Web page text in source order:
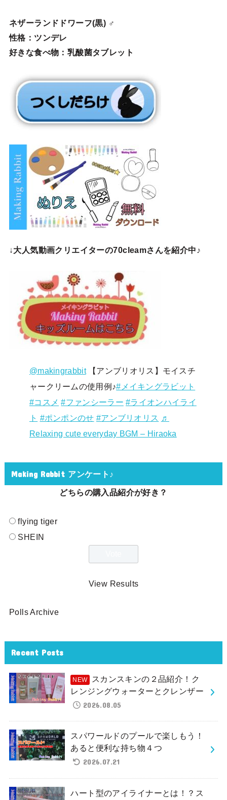
ネザーランドドワーフ(黒) ♂
性格：ツンデレ
好きな食べ物：乳酸菌タブレット
↓大人気動画クリエイターの70cleamさんを紹介中♪
@makingrabbit【アンブリオリス】モイスチ
ャークリームの使用例♪#メイキングラビット
#コスメ #ファンシーラー #ライオンハイライ
ト #ポンポンのせ #アンブリオリス ♬
Relaxing cute everyday BGM – Hiraoka
Making Rabbit アンケート♪
どちらの購入品紹介が好き？
flying tiger
SHEIN
View Results
Polls Archive
Recent Posts
スカンスキンの２品紹介！ク
レンジングウォーターとクレンザー
2026.08.05
スパワールドのプールで楽しもう！
あると便利な持ち物４つ
2026.07.21
ハート型のアイライナーとは！？ス